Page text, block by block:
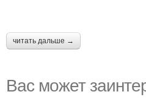
читать дальше →
Вас может